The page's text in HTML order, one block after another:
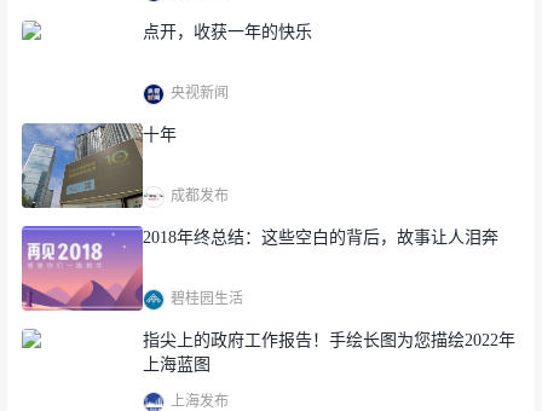
该交互需定制。
03 奥哲
《这份成绩单 有你一份力》
点开，收获一年的快乐
央视新闻
十年
成都发布
2018年终总结：这些空白的背后，故事让人泪奔
碧桂园生活
指尖上的政府工作报告！手绘长图为您描绘2022年
上海蓝图
上海发布